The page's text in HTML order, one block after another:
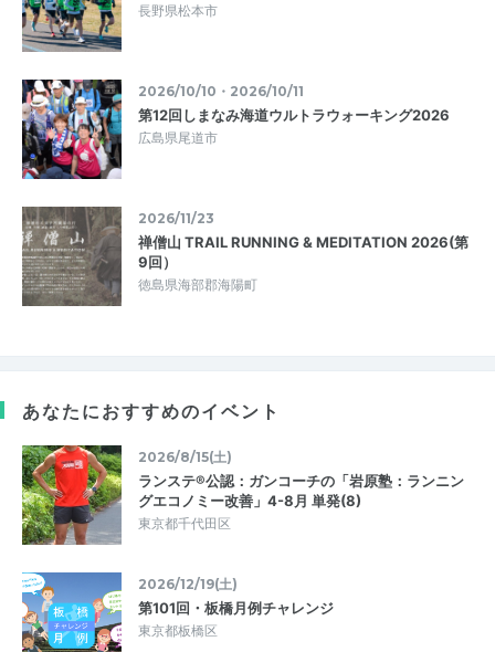
長野県松本市
2026/10/10・2026/10/11
第12回しまなみ海道ウルトラウォーキング2026
広島県尾道市
2026/11/23
禅僧山 TRAIL RUNNING & MEDITATION 2026(第
9回）
徳島県海部郡海陽町
あなたにおすすめのイベント
2026/8/15(土)
ランステ®公認：ガンコーチの「岩原塾：ランニン
グエコノミー改善」4-8月 単発(8)
東京都千代田区
2026/12/19(土)
第101回・板橋月例チャレンジ
東京都板橋区